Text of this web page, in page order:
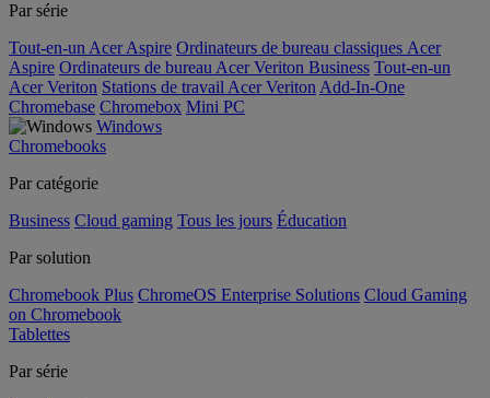
Par série
Tout-en-un Acer Aspire Ordinateurs de bureau classiques Acer
Aspire Ordinateurs de bureau Acer Veriton Business Tout-en-un
Acer Veriton Stations de travail Acer Veriton Add-In-One
Chromebase Chromebox Mini PC
Windows
Chromebooks
Par catégorie
Business Cloud gaming Tous les jours Éducation
Par solution
Chromebook Plus ChromeOS Enterprise Solutions Cloud Gaming
on Chromebook
Tablettes
Par série